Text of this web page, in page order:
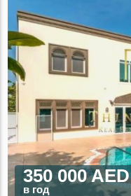
350 000 AED
в год